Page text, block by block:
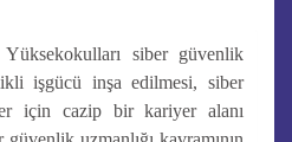
siber güvenlik
işgücü inşa edilmesi, siber
için cazip bir kariyer alanı